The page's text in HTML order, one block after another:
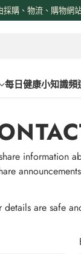
採購、物流、購物網
每日健康小知識頻
information
details are safe